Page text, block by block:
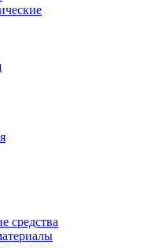
средства